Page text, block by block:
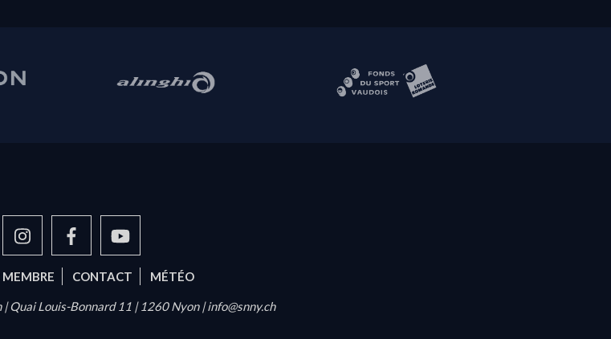
MEMBRE CONTACT MÉTÉO
| Quai Louis-Bonnard 11 | 1260 Nyon |info@snny.ch